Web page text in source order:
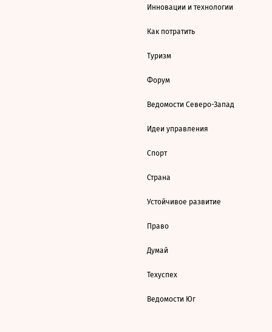
Инновации и технологии
Как потратить
Туризм
Форум
Ведомости Северо-Запад
Идеи управления
Спорт
Страна
Устойчивое развитие
Право
Думай
Техуспех
Ведомости Юг